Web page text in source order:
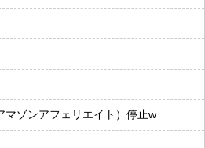
マゾンアフェリエイト）停止w